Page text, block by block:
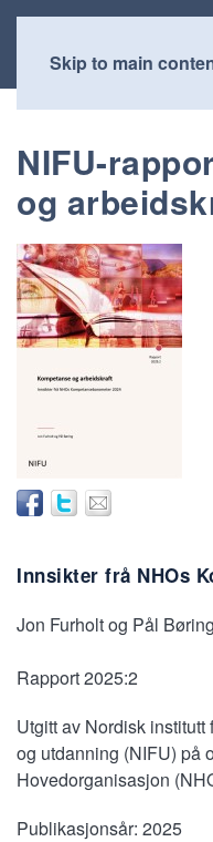
Skip to main
NIFU-
og
Innsikter frå NHOs
Jon Furholt og Pål Børing
Rapport 2025:2
Utgitt av Nordisk
og utdanning (NIFU) på
Hovedorganisasjon
Publikasjonsår: 2025